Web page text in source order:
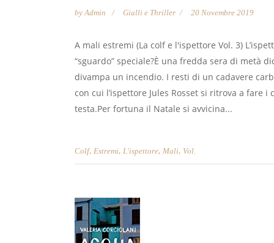
byAdmin Gialli e Thriller 20 Novembre 2019
A mali estremi (La colf e l'ispettore Vol. 3)
“sguardo” speciale?È una fredda sera di metà
divampa un incendio. I resti di un cadavere
con cui l’ispettore Jules Rosset si ritrova a fare
testa.Per fortuna il Natale si avvicina...
Colf, Estremi, L'ispettore, Mali, Vol.